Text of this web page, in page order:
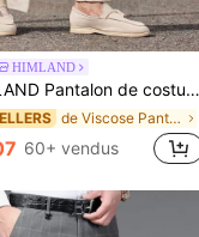
HIMLAND
& l'été, pantalon de plage vert olive pour hommes, pantalon de yoga d'été léger à cordon de serrage, coupe ample, tissu froissé, pantalon de vacances décontracté, taille élastique, jambe droite, style hippie boho, pantalon de festival pour hommes, tenue de villégiature respirante pour temps chaud, pantalon de détente coupe relax vert kaki, pantalon de plage pour hommes, coupe ample, taille élastique, pantalon de yoga à cordon de serrage, pantalon d'été léger à texture froissée, parfait pour les journées chaudes d'été, cadeaux pour la fête des pères
de Viscose Pantalon de costume pour homme
60+ vendus